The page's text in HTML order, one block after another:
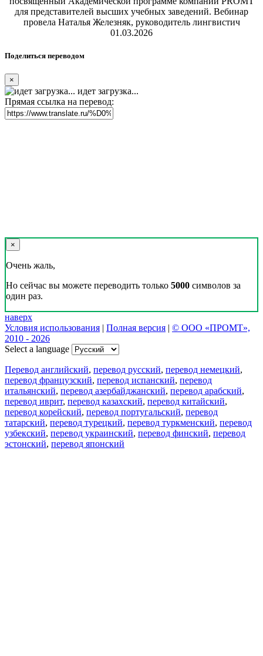
для представителей высших учебных заведений. Вебинар
провела Наталья Железняк, руководитель лингвистич
01.03.2026
Поделиться переводом
×
идет загрузка...
Прямая ссылка на перевод:
×
Очень жаль,
Но сейчас вы можете переводить только 5000 символов за
один раз.
наверх
Условия использования | Полная версия | © ООО «ПРОМТ»,
2010 - 2026
Select a language
Перевод английский, перевод русский, перевод немецкий,
перевод французский, перевод испанский, перевод
итальянский, перевод азербайджанский, перевод арабский,
перевод иврит, перевод казахский, перевод китайский,
перевод корейский, перевод португальский, перевод
татарский, перевод турецкий, перевод туркменский, перевод
узбекский, перевод украинский, перевод финский, перевод
эстонский, перевод японский